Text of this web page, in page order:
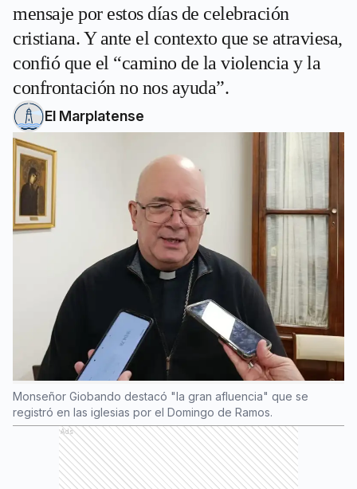
mensaje por estos días de celebración
cristiana. Y ante el contexto que se atraviesa,
confió que el “camino de la violencia y la
confrontación no nos ayuda”.
El Marplatense
Monseñor Giobando destacó "la gran afluencia" que se
registró en las iglesias por el Domingo de Ramos.
Ads